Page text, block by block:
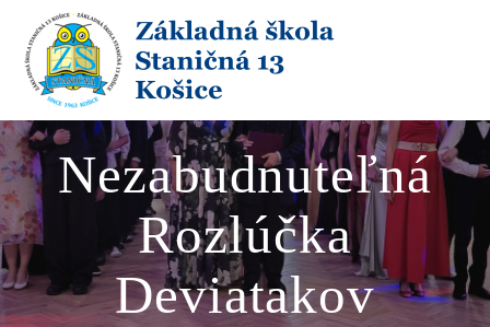
to
content
Nezabudnuteľná
Rozlúčka
Deviatakov